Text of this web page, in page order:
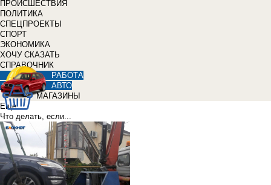
ПРОИСШЕСТВИЯ
ПОЛИТИКА
СПЕЦПРОЕКТЫ
СПОРТ
ЭКОНОМИКА
ХОЧУ СКАЗАТЬ
СПРАВОЧНИК
РАБОТА
АВТО
МАГАЗИНЫ
Еще
Что делать, если...